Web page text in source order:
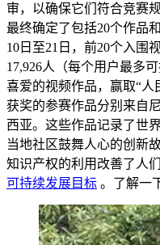
审，以确保它们符合竞赛
最终确定了包括20个作品
10日至21日，前20个入围
17,926人（每个用户最多
喜爱的视频作品，赢取“人
获奖的参赛作品分别来自
西亚。这些作品记录了世
当地社区鼓舞人心的创新
知识产权的利用改善了人
可持续发展目标 。了解一